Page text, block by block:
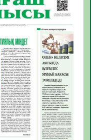
қарсы иммундау
53
51
49
полиция
астам